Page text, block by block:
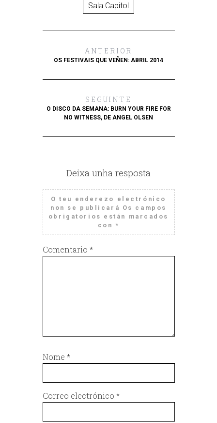
Sala Capitol
ANTERIOR
OS FESTIVAIS QUE VEÑEN: ABRIL 2014
SEGUINTE
O DISCO DA SEMANA: BURN YOUR FIRE FOR
NO WITNESS, DE ANGEL OLSEN
Deixa unha resposta
O teu enderezo electrónico
non se publicará Os campos
obrigatorios están marcados
con *
Comentario *
Nome *
Correo electrónico *